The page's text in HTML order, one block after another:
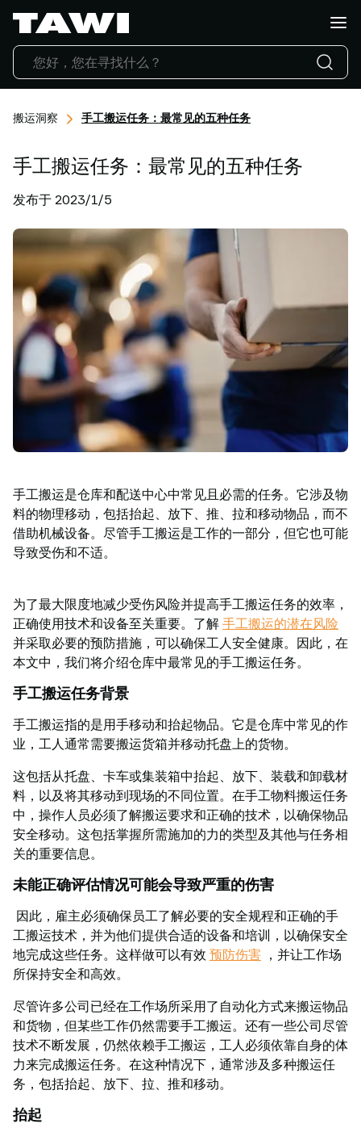
搬运洞察 手工搬运任务：最常见的五种任务
手工搬运任务：最常见的五种任务
发布于 2023/1/5
手工搬运是仓库和配送中心中常见且必需的任务。它涉及物
料的物理移动，包括抬起、放下、推、拉和移动物品，而不
借助机械设备。尽管手工搬运是工作的一部分，但它也可能
导致受伤和不适。
为了最大限度地减少受伤风险并提高手工搬运任务的效率，
正确使用技术和设备至关重要。了解 手工搬运的潜在风险
并采取必要的预防措施，可以确保工人安全健康。因此，在
本文中，我们将介绍仓库中最常见的手工搬运任务。
手工搬运任务背景
手工搬运指的是用手移动和抬起物品。它是仓库中常见的作
业，工人通常需要搬运货箱并移动托盘上的货物。
这包括从托盘、卡车或集装箱中抬起、放下、装载和卸载材
料，以及将其移动到现场的不同位置。在手工物料搬运任务
中，操作人员必须了解搬运要求和正确的技术，以确保物品
安全移动。这包括掌握所需施加的力的类型及其他与任务相
关的重要信息。
未能正确评估情况可能会导致严重的伤害
因此，雇主必须确保员工了解必要的安全规程和正确的手
工搬运技术，并为他们提供合适的设备和培训，以确保安全
地完成这些任务。这样做可以有效 预防伤害 ，并让工作场
所保持安全和高效。
尽管许多公司已经在工作场所采用了自动化方式来搬运物品
和货物，但某些工作仍然需要手工搬运。还有一些公司尽管
技术不断发展，仍然依赖手工搬运，工人必须依靠自身的体
力来完成搬运任务。在这种情况下，通常涉及多种搬运任
务，包括抬起、放下、拉、推和移动。
抬起
你
想
搬
运
什
产
行
应
服
务
与
支
持
成
功
案
运
察
联
系
TAWI
么
选
择
TAWI